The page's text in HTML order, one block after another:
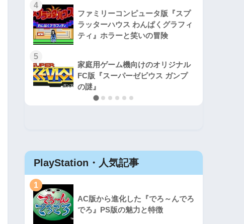
4
ファミリーコンピュータ版『スプ
ラッターハウス わんぱくグラフィ
ティ』ホラーと笑いの冒険
5
家庭用ゲーム機向けのオリジナル
FC版『スーパーゼビウス ガンプ
の謎』
PlayStation・人気記事
1
AC版から進化した『でろ～んでろ
でろ』PS版の魅力と特徴